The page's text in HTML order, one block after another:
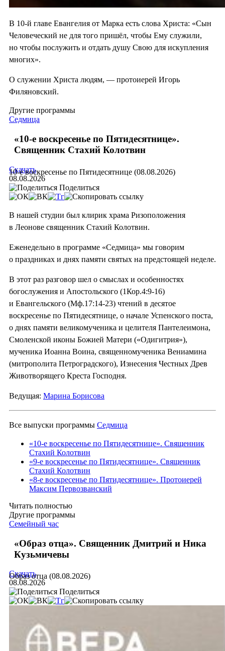
В 10-й главе Евангелия от Марка есть слова Христа: «Сын
Человеческий не для того пришёл, чтобы Ему служили,
но чтобы послужить и отдать душу Свою для искупления
многих».
О служении Христа людям, — протоиерей Игорь
Филяновский.
Другие программы
Седмица
«10-е воскресенье по Пятидесятнице».
Священник Стахий Колотвин
10-е воскресенье по Пятидесятнице (08.08.2026)
Скачать
08.08.2026
Поделиться
В нашей студии был клирик храма Ризоположения
в Леонове священник Стахий Колотвин.
Еженедельно в программе «Седмица» мы говорим
о праздниках и днях памяти святых на предстоящей неделе.
В этот раз разговор шел о смыслах и особенностях
богослужения и Апостольского (1Кор.4:9-16)
и Евангельского (Мф.17:14-23) чтений в десятое
воскресенье по Пятидесятнице, о начале Успенского поста,
о днях памяти великомученика и целителя Пантелеимона,
Смоленской иконы Божией Матери («Одигитрия»),
мученика Иоанна Воина, священномученика Вениамина
(митрополита Петроградского), Изнесения Честных Древ
Животворящего Креста Господня.
Ведущая: Марина Борисова
Все выпуски программы Седмица
«10-е воскресенье по Пятидесятнице». Священник
Стахий Колотвин
«9-е воскресенье по Пятидесятнице». Священник
Стахий Колотвин
«8-е воскресенье по Пятидесятнице». Протоиерей
Максим Первозванский
Читать полностью
Другие программы
Семейный час
«Образ отца». Священник Дмитрий и Ника
Кузьмичевы
Образ отца (08.08.2026)
Скачать
08.08.2026
Поделиться